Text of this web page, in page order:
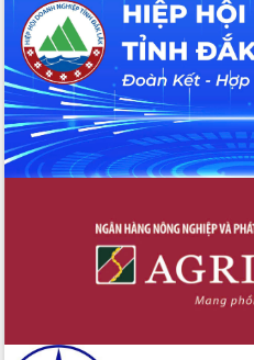
Hội thảo khoa học “Giải pháp thúc đẩy
phát triển nền kinh tế xanh tại tỉnh
Đắk Lắk”
Tăng cường giám sát, đôn đốc thực
hiện nhiệm vụ quản lý tài sản công
hàng tuần
Tháo gỡ những vướng mắc, đẩy mạnh
Đắk Lắk: Tôn vinh 46 giải pháp tại Hội
thi Sáng tạo Kỹ thuật 2024 - 2025
Đắk Lắk rà soát, điều chỉnh Đề án 190
Phó Chủ tịch UBND tỉnh Đắk Lắk